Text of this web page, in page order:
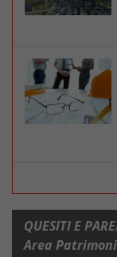
QUESITI E
Area